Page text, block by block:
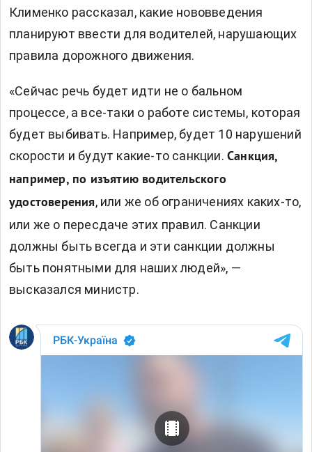
Клименко рассказал, какие нововведения
планируют ввести для водителей, нарушающих
правила дорожного движения.
«Сейчас речь будет идти не о бальном
процессе, а все-таки о работе системы, которая
будет выбивать. Например, будет 10 нарушений
скорости и будут какие-то санкции. Санкция,
например, по изъятию водительского
удостоверения, или же об ограничениях каких-то,
или же о пересдаче этих правил. Санкции
должны быть всегда и эти санкции должны
быть понятными для наших людей», —
высказался министр.